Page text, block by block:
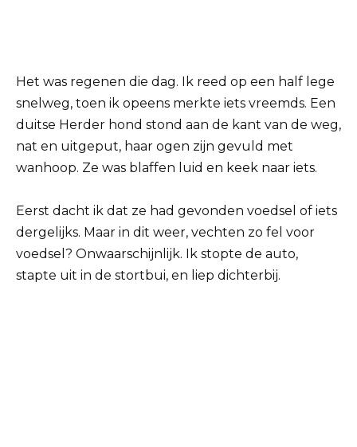
Het was regenen die dag. Ik reed op een half lege
snelweg, toen ik opeens merkte iets vreemds. Een
duitse Herder hond stond aan de kant van de weg,
nat en uitgeput, haar ogen zijn gevuld met
wanhoop. Ze was blaffen luid en keek naar iets.
Eerst dacht ik dat ze had gevonden voedsel of iets
dergelijks. Maar in dit weer, vechten zo fel voor
voedsel? Onwaarschijnlijk. Ik stopte de auto,
stapte uit in de stortbui, en liep dichterbij.